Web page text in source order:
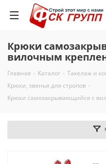
Крюки
вилочным
Главная - Каталог - Такелаж и
Крюки, звенья для стропов -
Крюки самозакрывающийся с